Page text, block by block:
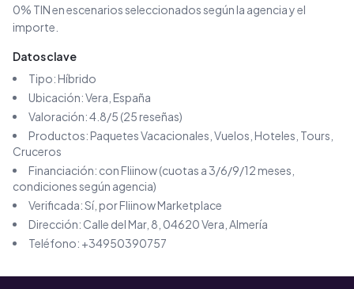
0% TIN en escenarios seleccionados según la agencia y el
importe.
Datos clave
Tipo:Híbrido
Ubicación:Vera , España
Valoración:4.8/5 (25reseñas)
Productos:Paquetes Vacacionales, Vuelos, Hoteles, Tours,
Cruceros
Financiación: con Fliinow (cuotas a 3/6/9/12 meses,
condiciones según agencia)
Verificada: Sí, por Fliinow Marketplace
Dirección: Calle del Mar, 8, 04620 Vera, Almería
Teléfono: +34950390757